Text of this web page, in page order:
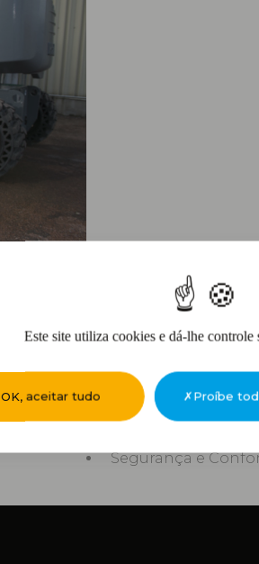
Este site utiliza cookies e dá-lhe controle
OK, aceitar tudo Proíbe
Segurança e